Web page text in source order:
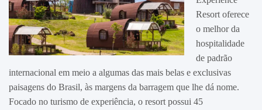
Resort oferece
o melhor da
hospitalidade
de padrão
internacional em meio a algumas das mais belas e exclusivas
paisagens do Brasil, às margens da barragem que lhe dá nome.
Focado no turismo de experiência, o resort possui 45